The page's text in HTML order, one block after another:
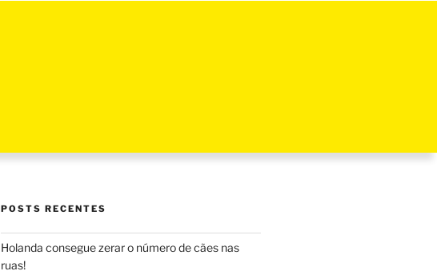
POSTS RECENTES
Holanda consegue zerar o número de cães nas
ruas!